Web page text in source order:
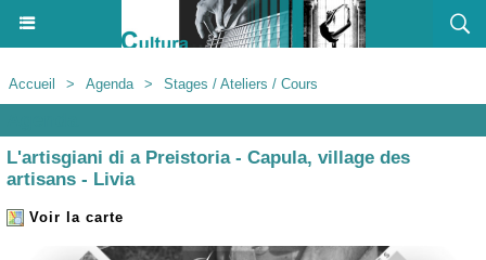
Accueil > Agenda > Stages / Ateliers / Cours
L'artisgiani di a Preistoria - Capula, village des
artisans - Livia
Voir la carte